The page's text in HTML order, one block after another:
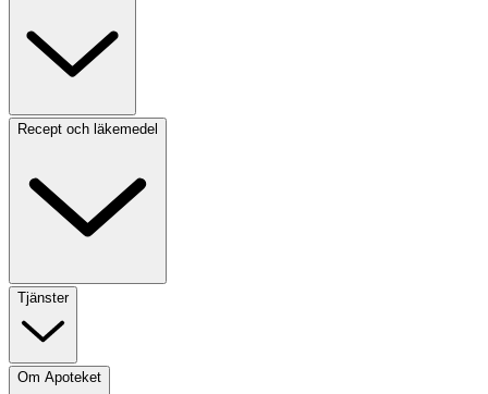
Recept och läkemedel
Tjänster
Om Apoteket